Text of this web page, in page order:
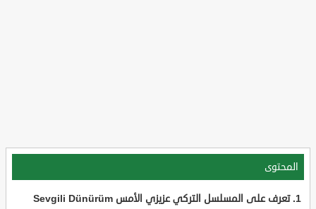
المحتوى
تعرف على المسلسل التركي عزيزي الأمس Sevgili Dünürüm